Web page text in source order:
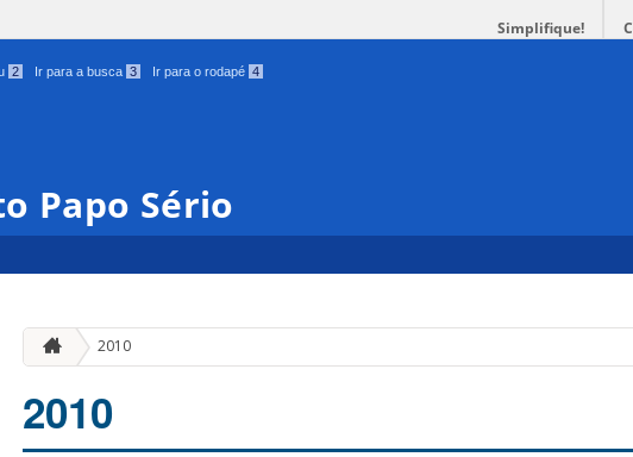
Simplifique!
2 Ir para a busca 3 Ir para o rodapé 4
Papo Sério
2010
2010